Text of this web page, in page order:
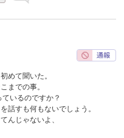
めて聞いた。
までの事。
いるのですか？
話すも何もないでしょう。
んじゃないよ、